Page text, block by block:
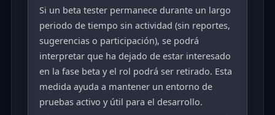
Si un beta tester permanece durante un largo
periodo de tiempo sin actividad (sin reportes,
sugerencias o participación), se podrá
interpretar que ha dejado de estar interesado
en la fase beta y el rol podrá ser retirado. Esta
medida ayuda a mantener un entorno de
pruebas activo y útil para el desarrollo.